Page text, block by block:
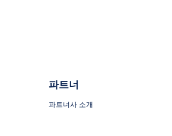
파트너
파트너사 소개